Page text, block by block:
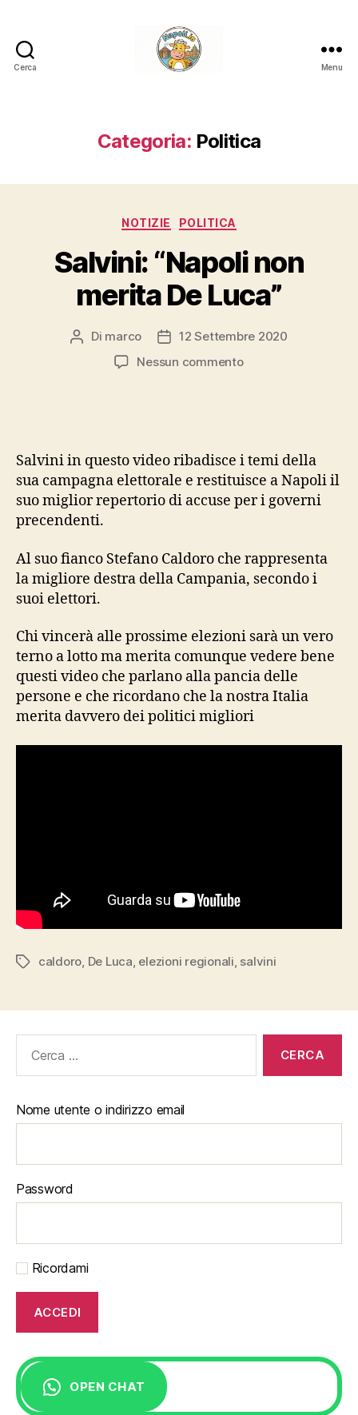
Cerca Menu
Categoria: Politica
Categorie
NOTIZIE POLITICA
Salvini: “Napoli non
merita De Luca”
Autore
articolo
Di marco
Data12 Settembre 2020
Nessun commentosu
Luca”
Salvini in questo video ribadisce i temi della
sua campagna elettorale e restituisce a Napoli il
suo miglior repertorio di accuse per i governi
precendenti.
Al suo fianco Stefano Caldoro che rappresenta
la migliore destra della Campania, secondo i
suoi elettori.
Chi vincerà alle prossime elezioni sarà un vero
terno a lotto ma merita comunque vedere bene
questi video che parlano alla pancia delle
persone e che ricordano che la nostra Italia
merita davvero dei politici migliori
Tag caldoro, De Luca, elezioni regionali, salvini
Nome utente o indirizzo email
Password
Ricordami
OPEN CHAT